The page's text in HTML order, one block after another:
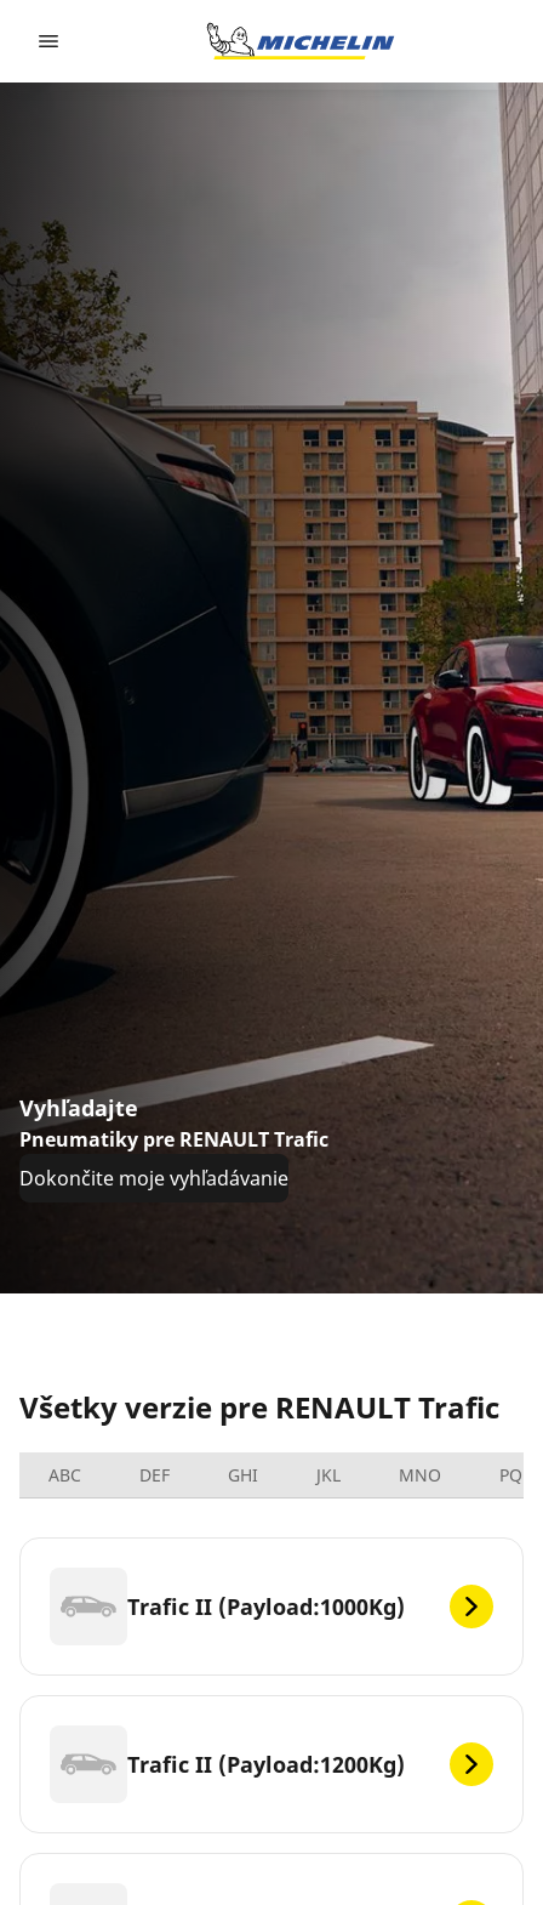
Vyhľadajte
Pneumatiky pre RENAULT Trafic
Dokončite moje vyhľadávanie
Všetky verzie pre RENAULT Trafic
ABC DEF GHI JKL MNO PQRS
Trafic II (Payload:1000Kg)
Trafic II (Payload:1200Kg)